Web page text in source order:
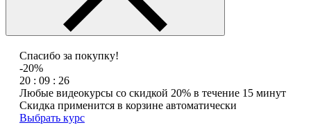
Спасибо за покупку!
-20%
20 : 09 : 26
Любые видеокурсы со скидкой 20% в течение 15 минут
Скидка применится в корзине автоматически
Выбрать курс